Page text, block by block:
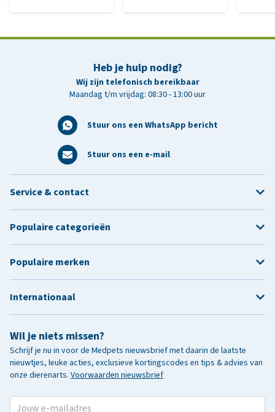
Heb je hulp nodig?
Wij zijn telefonisch bereikbaar
Maandag t/m vrijdag: 08:30 - 13:00 uur
Stuur ons een WhatsApp bericht
Stuur ons een e-mail
Wil je niets missen?
Schrijf je nu in voor de Medpets nieuwsbrief met daarin de laatste
nieuwtjes, leuke acties, exclusieve kortingscodes en tips & advies van
onze dierenarts. Voorwaarden nieuwsbrief
Service & contact
Populaire categorieën
Populaire merken
Internationaal